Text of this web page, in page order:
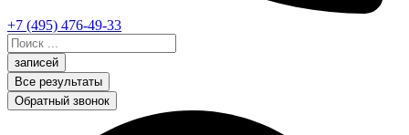
+7 (495) 476-49-33
Search
...записей
Все результаты
Обратный звонок